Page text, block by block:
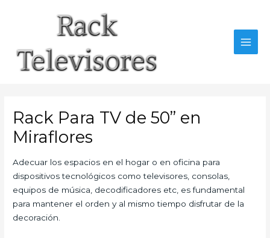
Rack Para TV de 50” en
Miraflores
Adecuar los espacios en el hogar o en oficina para
dispositivos tecnológicos como televisores, consolas,
equipos de música, decodificadores etc, es fundamental
para mantener el orden y al mismo tiempo disfrutar de la
decoración.